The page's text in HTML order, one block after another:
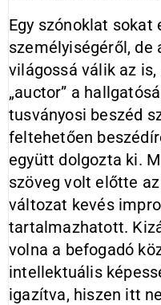
Egy szónoklat sokat
személyiségéről, de
világossá válik az
„auctor” a
tusványosi beszéd
feltehetően
együtt dolgozta ki.
szöveg volt előtte
változat kevés
tartalmazhatott.
volna a befogadó
intellektuális
igazítva, hiszen itt